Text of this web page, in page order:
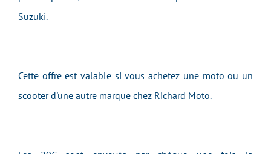
Suzuki.
Cette offre est valable si vous achetez une moto ou un
scooter d'une autre marque chez Richard Moto.